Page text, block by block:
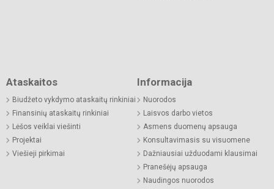
Ataskaitos
Biudžeto vykdymo ataskaitų rinkiniai
Finansinių ataskaitų rinkiniai
Lėšos veiklai viešinti
Projektai
Viešieji pirkimai
Informacija
Nuorodos
Laisvos darbo vietos
Asmens duomenų apsauga
Konsultavimasis su visuomene
Dažniausiai užduodami klausimai
Pranešėjų apsauga
Naudingos nuorodos